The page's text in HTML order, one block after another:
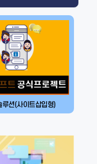
루션(사이트삽입형)